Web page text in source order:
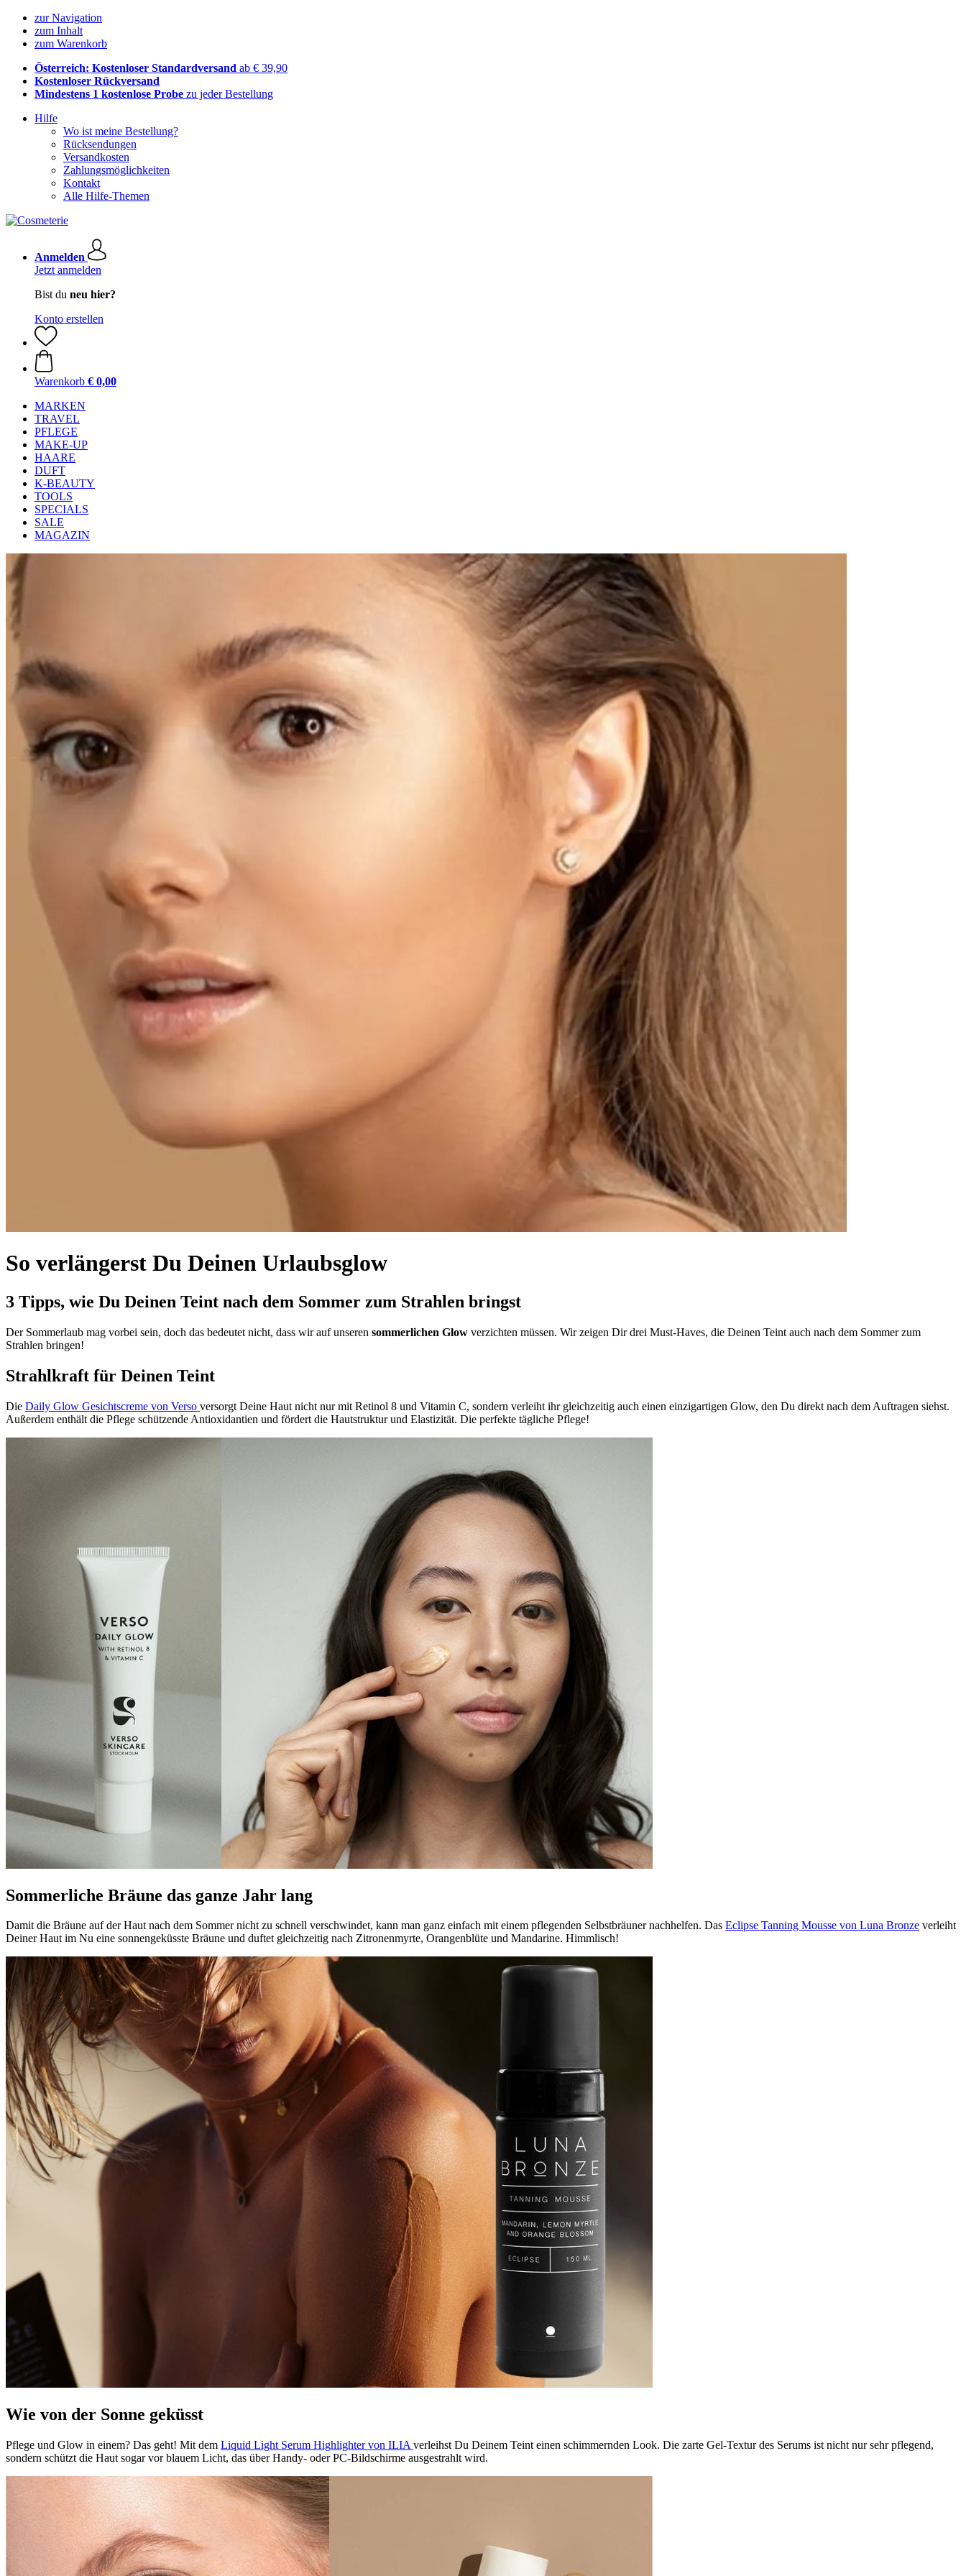
zur Navigation
zum Inhalt
zum Warenkorb
Österreich: Kostenloser Standardversand ab € 39,90
Kostenloser Rückversand
Mindestens 1 kostenlose Probe zu jeder Bestellung
Hilfe
Wo ist meine Bestellung?
Rücksendungen
Versandkosten
Zahlungsmöglichkeiten
Kontakt
Alle Hilfe-Themen
Anmelden
Jetzt anmelden
Bist du neu hier?
Konto erstellen
Warenkorb € 0,00
MARKEN
TRAVEL
PFLEGE
MAKE-UP
HAARE
DUFT
K-BEAUTY
TOOLS
SPECIALS
SALE
MAGAZIN
So verlängerst Du Deinen Urlaubsglow
3 Tipps, wie Du Deinen Teint nach dem Sommer zum Strahlen bringst
Der Sommerlaub mag vorbei sein, doch das bedeutet nicht, dass wir auf unseren sommerlichen Glow verzichten müssen. Wir zeigen Dir drei Must-Haves, die Deinen Teint auch nach dem Sommer zum
Strahlen bringen!
Strahlkraft für Deinen Teint
Die Daily Glow Gesichtscreme von Verso versorgt Deine Haut nicht nur mit Retinol 8 und Vitamin C, sondern verleiht ihr gleichzeitig auch einen einzigartigen Glow, den Du direkt nach dem Auftragen siehst.
Außerdem enthält die Pflege schützende Antioxidantien und fördert die Hautstruktur und Elastizität. Die perfekte tägliche Pflege!
Sommerliche Bräune das ganze Jahr lang
Damit die Bräune auf der Haut nach dem Sommer nicht zu schnell verschwindet, kann man ganz einfach mit einem pflegenden Selbstbräuner nachhelfen. Das Eclipse Tanning Mousse von Luna Bronze verleiht
Deiner Haut im Nu eine sonnengeküsste Bräune und duftet gleichzeitig nach Zitronenmyrte, Orangenblüte und Mandarine. Himmlisch!
Wie von der Sonne geküsst
Pflege und Glow in einem? Das geht! Mit dem Liquid Light Serum Highlighter von ILIA verleihst Du Deinem Teint einen schimmernden Look. Die zarte Gel-Textur des Serums ist nicht nur sehr pflegend,
sondern schützt die Haut sogar vor blauem Licht, das über Handy- oder PC-Bildschirme ausgestrahlt wird.